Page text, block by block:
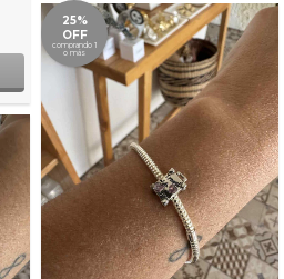
25%
OFF
comprando 1
o más